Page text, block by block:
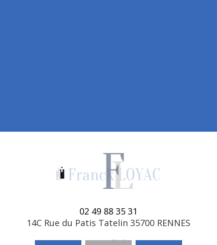
02 49 88 35 31
14C Rue du Patis Tatelin 35700 RENNES
Mentions légales